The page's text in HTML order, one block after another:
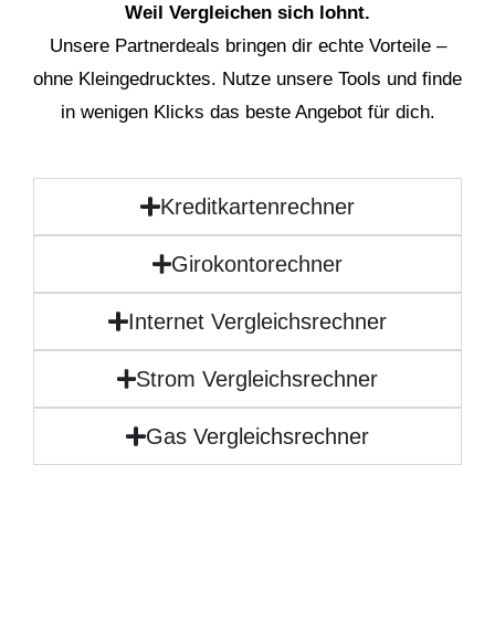
Weil Vergleichen sich lohnt.
Unsere Partnerdeals bringen dir echte Vorteile –
ohne Kleingedrucktes. Nutze unsere Tools und finde
in wenigen Klicks das beste Angebot für dich.
Kreditkartenrechner
Girokontorechner
Internet Vergleichsrechner
Strom Vergleichsrechner
Gas Vergleichsrechner